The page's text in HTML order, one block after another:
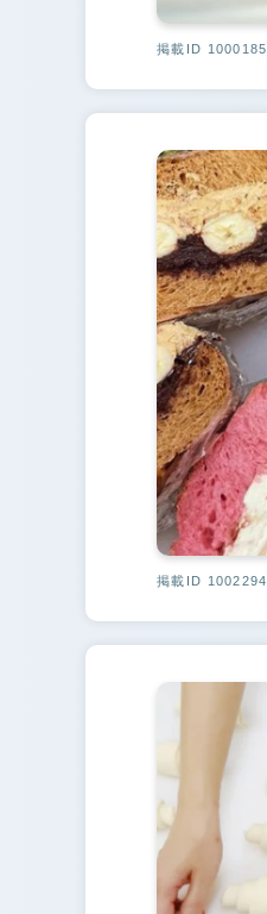
掲載ID 1000185
掲載ID 1002294